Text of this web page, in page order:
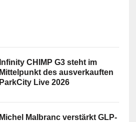
Infinity CHIMP G3 steht im
Mittelpunkt des ausverkauften
ParkCity Live 2026
Michel Malbranc verstärkt GLP-